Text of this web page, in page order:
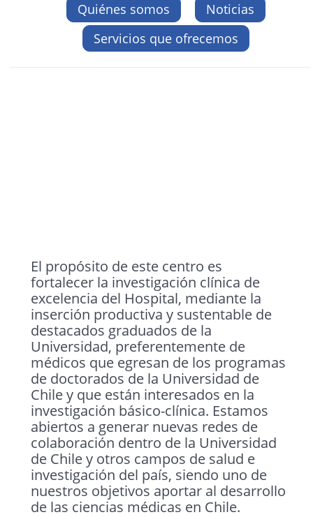
Quiénes somos
Noticias
Servicios que ofrecemos
El propósito de este centro es
fortalecer la investigación clínica de
excelencia del Hospital, mediante la
inserción productiva y sustentable de
destacados graduados de la
Universidad, preferentemente de
médicos que egresan de los programas
de doctorados de la Universidad de
Chile y que están interesados en la
investigación básico-clínica. Estamos
abiertos a generar nuevas redes de
colaboración dentro de la Universidad
de Chile y otros campos de salud e
investigación del país, siendo uno de
nuestros objetivos aportar al desarrollo
de las ciencias médicas en Chile.